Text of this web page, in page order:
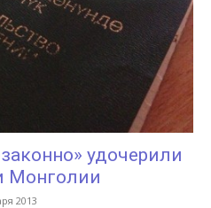
удочерили
Монголии
2013